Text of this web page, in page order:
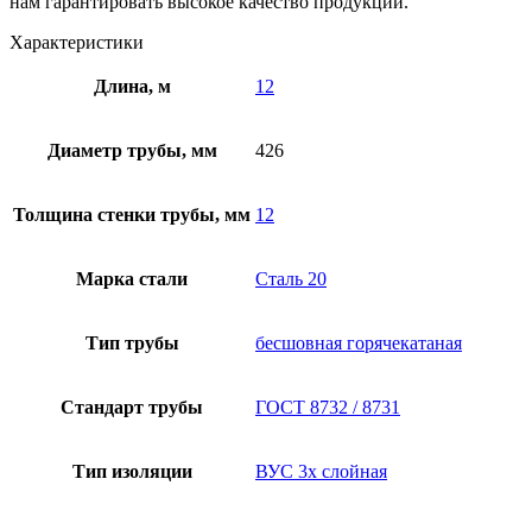
Характеристики
Длина, м 12
Диаметр трубы, мм 426
Толщина стенки трубы, мм 12
Марка стали Сталь 20
Тип трубы бесшовная горячекатаная
Стандарт трубы ГОСТ 8732 / 8731
Тип изоляции ВУС 3х слойная